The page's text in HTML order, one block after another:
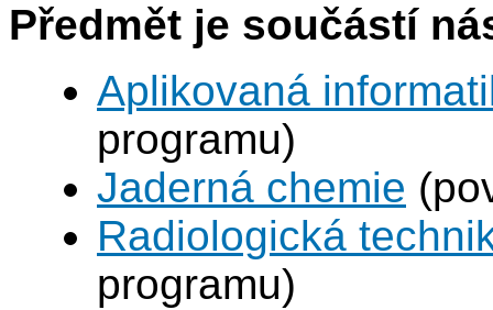
Předmět je součástí
Aplikovaná
programu)
Jaderná chemie
Radiologická
programu)